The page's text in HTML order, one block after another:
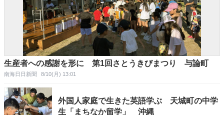
生産者への感謝を形に 第1回さとうきびまつり 与論町
南海日日新聞 8/10(月) 13:01
外国人家庭で生きた英語学ぶ 天城町の中学
生「まちなか留学」 沖縄